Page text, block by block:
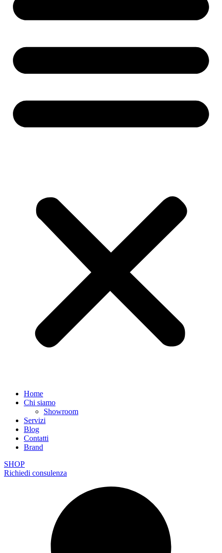
Home
Chi siamo
Showroom
Servizi
Blog
Contatti
Brand
SHOP
Richiedi consulenza